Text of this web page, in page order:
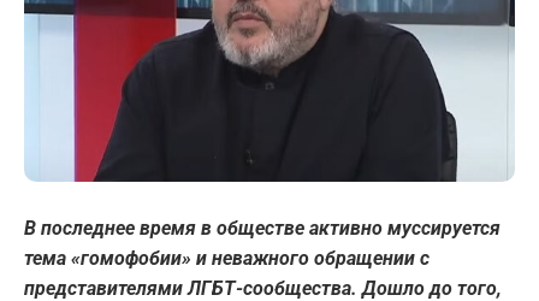
В последнее время в обществе активно муссируется
тема «гомофобии» и неважного обращении с
представителями ЛГБТ-сообщества. Дошло до того,